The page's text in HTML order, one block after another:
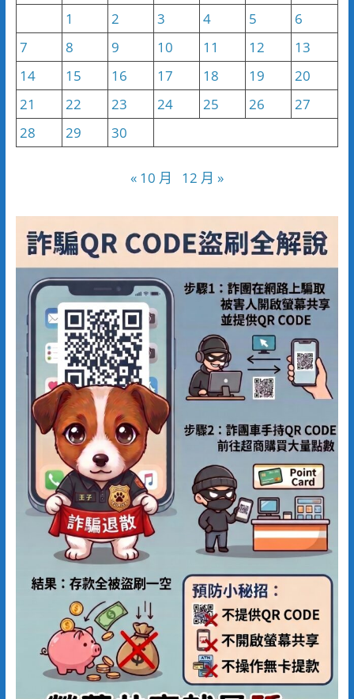
1
2 3 4 5
6
7
8 9 10 11 12
13
14
15 16 17 18 19
20
21
22 23 24 25 26
27
28
29 30
« 10 月 12 月 »